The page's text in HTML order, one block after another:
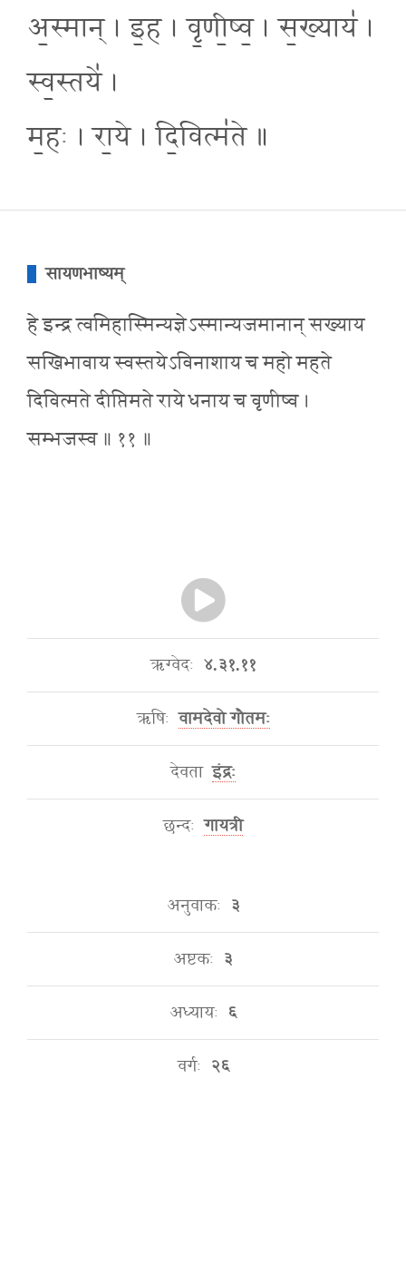
अ॒स्मान् । इ॒ह । वृ॒णी॒ष्व॒ । स॒ख्याय॑ ।
स्व॒स्तये॑ ।
म॒हः । रा॒ये । दि॒वित्म॑ते ॥
सायणभाष्यम्
हे इन्द्र त्वमिहास्मिन्यज्ञेऽस्मान्यजमानान् सख्याय
सखिभावाय स्वस्तयेऽविनाशाय च महो महते
दिवित्मते दीप्तिमते राये धनाय च वृणीष्व ।
सम्भजस्व ॥ ११ ॥
ऋग्वेदः ४.३१.११
ऋषिः वामदेवो गौतमः
देवता इंद्रः
छन्दः गायत्री
अनुवाकः ३
अष्टकः ३
अध्यायः ६
वर्गः २६